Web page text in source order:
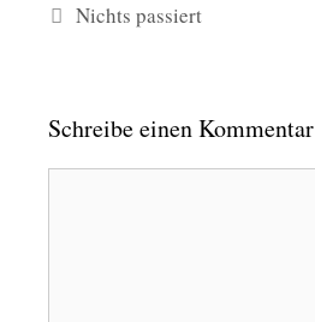
Nichts passiert
Schreibe einen Kommentar